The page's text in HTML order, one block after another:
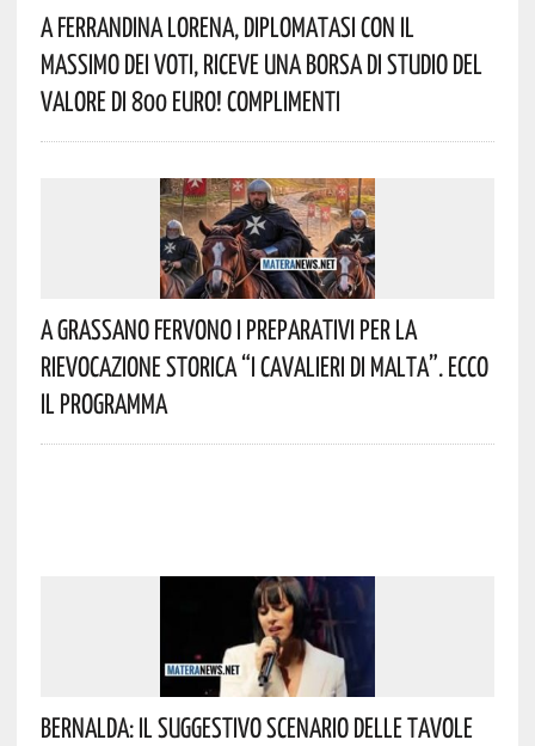
A Ferrandina Lorena, Diplomatasi Con Il
Massimo Dei Voti, Riceve Una Borsa Di Studio Del
Valore Di 800 Euro! Complimenti
A Grassano Fervono I Preparativi Per La
Rievocazione Storica “I CAVALIERI DI MALTA”. Ecco
Il Programma
Bernalda: Il Suggestivo Scenario Delle Tavole